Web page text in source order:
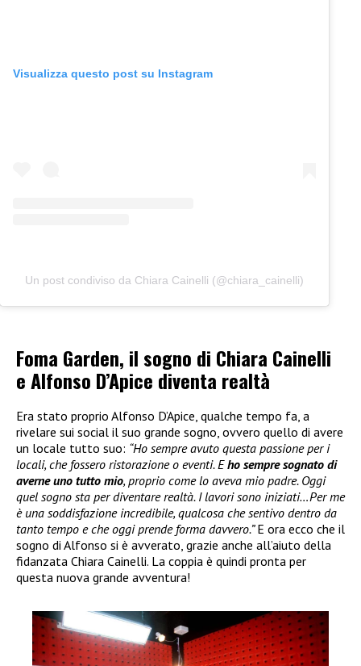
Visualizza questo post su Instagram
Un post condiviso da Chiara Cainelli (@chiara_cainelli)
Foma Garden, il sogno di Chiara Cainelli
e Alfonso D’Apice diventa realtà
Era stato proprio Alfonso D’Apice, qualche tempo fa, a
rivelare sui social il suo grande sogno, ovvero quello di avere
un locale tutto suo: “Ho sempre avuto questa passione per i
locali, che fossero ristorazione o eventi. Eho sempre sognato di
averne uno tutto mio, proprio come lo aveva mio padre. Oggi
quel sogno sta per diventare realtà. I lavori sono iniziati…Per me
è una soddisfazione incredibile, qualcosa che sentivo dentro da
tanto tempo e che oggi prende forma davvero.”E ora ecco che il
sogno di Alfonso si è avverato, grazie anche all’aiuto della
fidanzata Chiara Cainelli. La coppia è quindi pronta per
questa nuova grande avventura!